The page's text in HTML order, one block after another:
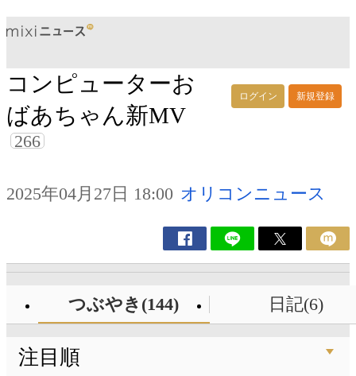
ログイン 新規登録
コンピューターお
ばあちゃん新MV
266
2025年04月27日 18:00 オリコンニュース
つぶやき(144) 日記(6)
注目順